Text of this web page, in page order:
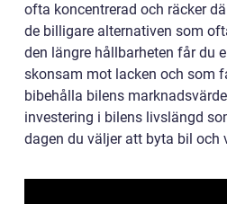
ofta koncentrerad och räcker
de billigare alternativen som
den längre hållbarheten får du
skonsam mot lacken och som
bibehålla bilens
investering i bilens livslängd
dagen du väljer att byta bil och